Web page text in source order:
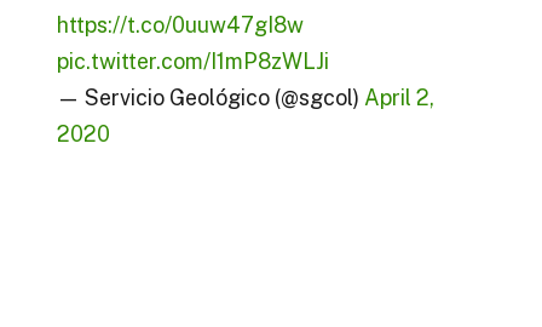
https://t.co/0uuw47gI8w
pic.twitter.com/I1mP8zWLJi
— Servicio Geológico (@sgcol) April 2,
2020